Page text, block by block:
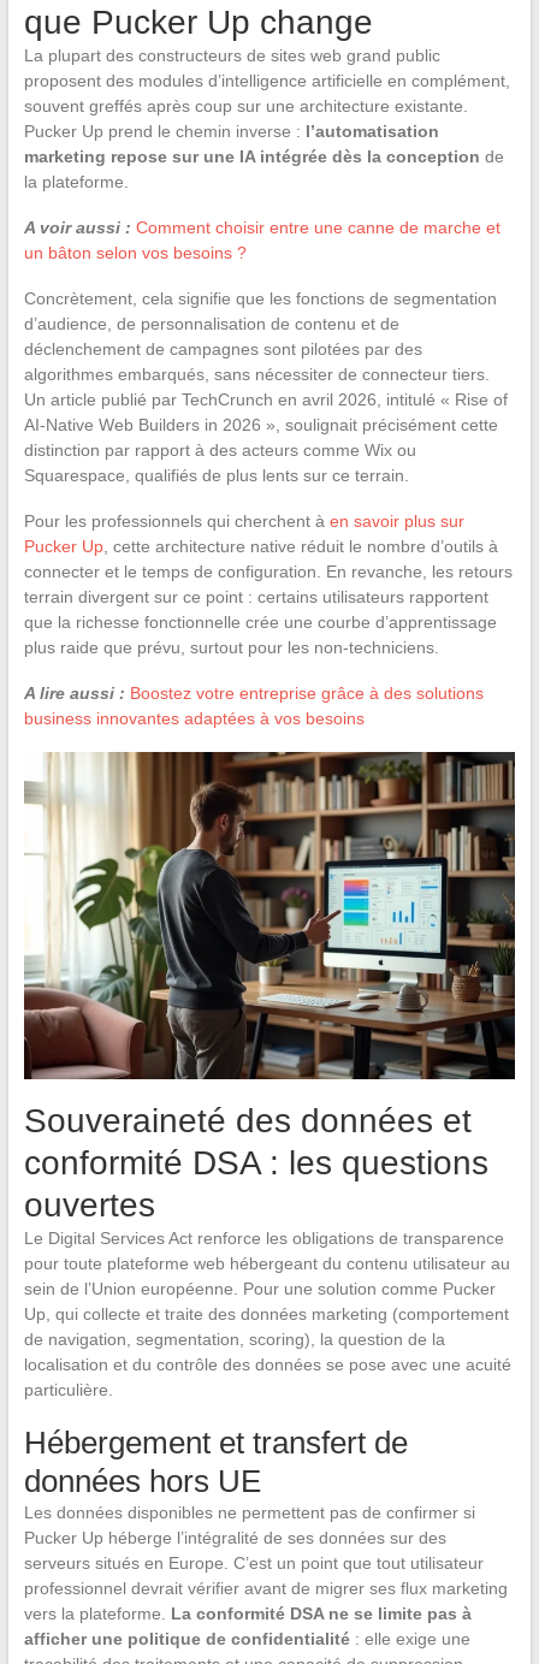
que Pucker Up change
La plupart des constructeurs de sites web grand public
proposent des modules d’intelligence artificielle en complément,
souvent greffés après coup sur une architecture existante.
Pucker Up prend le chemin inverse : l’automatisation
marketing repose sur une IA intégrée dès la conception de
la plateforme.
A voir aussi : Comment choisir entre une canne de marche et
un bâton selon vos besoins ?
Concrètement, cela signifie que les fonctions de segmentation
d’audience, de personnalisation de contenu et de
déclenchement de campagnes sont pilotées par des
algorithmes embarqués, sans nécessiter de connecteur tiers.
Un article publié par TechCrunch en avril 2026, intitulé « Rise of
AI-Native Web Builders in 2026 », soulignait précisément cette
distinction par rapport à des acteurs comme Wix ou
Squarespace, qualifiés de plus lents sur ce terrain.
Pour les professionnels qui cherchent à en savoir plus sur
Pucker Up, cette architecture native réduit le nombre d’outils à
connecter et le temps de configuration. En revanche, les retours
terrain divergent sur ce point : certains utilisateurs rapportent
que la richesse fonctionnelle crée une courbe d’apprentissage
plus raide que prévu, surtout pour les non-techniciens.
A lire aussi : Boostez votre entreprise grâce à des solutions
business innovantes adaptées à vos besoins
Souveraineté des données et
conformité DSA : les questions
ouvertes
Le Digital Services Act renforce les obligations de transparence
pour toute plateforme web hébergeant du contenu utilisateur au
sein de l’Union européenne. Pour une solution comme Pucker
Up, qui collecte et traite des données marketing (comportement
de navigation, segmentation, scoring), la question de la
localisation et du contrôle des données se pose avec une acuité
particulière.
Hébergement et transfert de
données hors UE
Les données disponibles ne permettent pas de confirmer si
Pucker Up héberge l’intégralité de ses données sur des
serveurs situés en Europe. C’est un point que tout utilisateur
professionnel devrait vérifier avant de migrer ses flux marketing
vers la plateforme. La conformité DSA ne se limite pas à
afficher une politique de confidentialité: elle exige une